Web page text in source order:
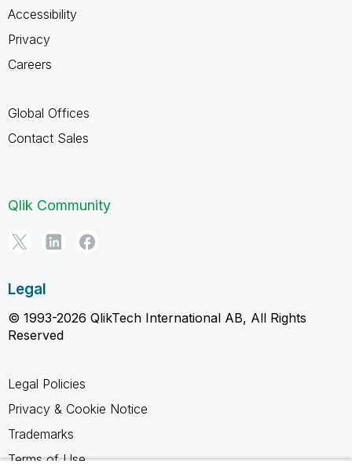
Accessibility
Privacy
Careers
Global Offices
Contact Sales
Qlik Community
Legal
© 1993-2026 QlikTech International AB, All Rights
Reserved
Legal Policies
Privacy & Cookie Notice
Trademarks
Terms of Use